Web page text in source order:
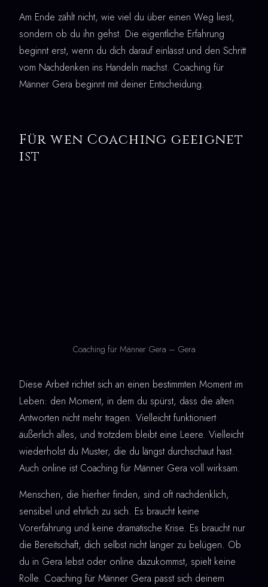
Am Ende zählt nicht, wie viel du über einen Weg liest,
sondern ob du ihn gehst. Die eigentliche Erfahrung
beginnt erst, wenn du dich darauf einlässt und den Schritt
vom Nachdenken ins Handeln machst. Coaching für
Männer Gera beginnt mit deiner Entscheidung.
Für wen Coaching geeignet
ist
Coaching für Männer Gera – Gera
Diese Arbeit richtet sich an einen bestimmten Moment im
Leben: den Moment, in dem du spürst, dass die alten
Antworten nicht mehr tragen. Vielleicht funktioniert
äußerlich alles, und trotzdem bleibt eine Leere. Vielleicht
wiederholst du Muster, die du längst durchschaut hast.
Auch online ist Coaching für Männer Gera voll wirksam.
Menschen, die hierher finden, sind oft nachdenklich,
sensibel und ehrlich zu sich. Es braucht keine
Vorerfahrung und keine dramatische Krise. Es braucht nur
die Bereitschaft, dich selbst nicht länger zu belügen. Ob
du in Gera lebst oder online dazukommst, spielt keine
Rolle. Coaching für Männer Gera passt sich deinem